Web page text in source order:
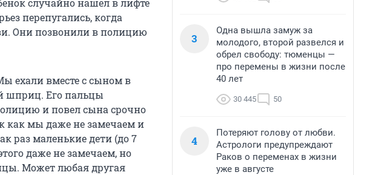
случайно нашел в лифте
перепугались, когда
Они позвонили в полицию
ехали вместе с сыном в
шприц. Его пальцы
и повел сына срочно
как мы даже не замечаем и
раз маленькие дети (до 7
даже не замечаем, но
Может любая другая
3
Одна вышла замуж за
молодого, второй развелся и
обрел свободу: тюменцы —
про перемены в жизни после
40 лет
30 445 50
4
Потеряют голову от любви.
Астрологи предупреждают
Раков о переменах в жизни
уже в августе